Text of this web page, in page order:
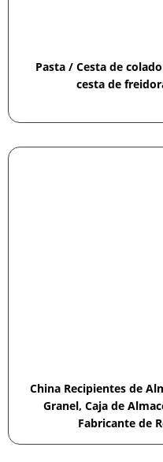
Pasta / Cesta de
cesta de
China Recipientes de
Granel, Caja de
Fabricante de